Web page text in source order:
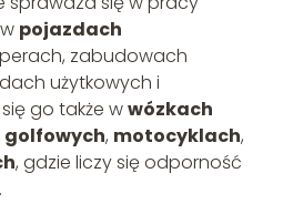
pojazdach
zabudowach
użytkowych i
go także wwózkach
golfowych, motocyklach,
, gdzie liczy się odporność